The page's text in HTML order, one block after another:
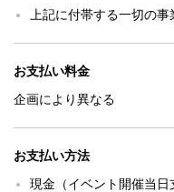
上記に付帯する一切の事
お支払い料金
企画により異なる
お支払い方法
現金（イベント開催当日